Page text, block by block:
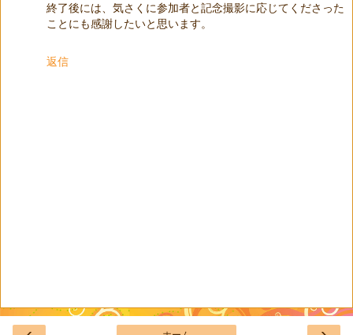
終了後には、気さくに参加者と記念撮影に応じてくださった
ことにも感謝したいと思います。
返信